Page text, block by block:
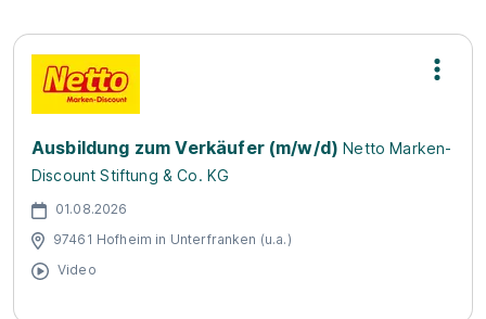
Ausbildung zum Verkäufer (m/w/d) Netto Marken-
Discount Stiftung & Co. KG
01.08.2026
97461 Hofheim in Unterfranken (u.a.)
Video